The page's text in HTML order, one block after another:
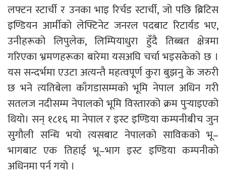
लफ्टन स्टार्ची र उनका भाइ रिर्चड स्टार्ची, जो पछि ब्रिटिस
इण्डियन आर्मीको लेफ्टिनेट जनरल पदबाट रिटार्यड भए,
उनीहरूको लिपुलेक, लिम्पियाधुरा हुँदै तिब्बत क्षेत्रमा
गरिएका भ्रमणहरूका बारेमा यसअघि चर्चा भइसकेको छ ।
यस सन्दर्भमा एउटा अत्यन्तै महत्वपूर्ण कुरा बुझनु के जरुरी
छ भने त्यतिबेला काँगडासम्मको भूमि नेपाल अधिन गरी
सतलज नदीसम्म नेपालको भूमि विस्तारको क्रम पुर्‍याइएको
थियो। सन् १८१६ मा नेपाल र इस्ट इण्डिया कम्पनीबीच जुन
सुगौली सन्धि भयो त्यसबाट नेपालको साविकको भू–
भागबाट एक तिहाई भू–भाग इस्ट इण्डिया कम्पनीको
अधिनमा पर्न गयो ।